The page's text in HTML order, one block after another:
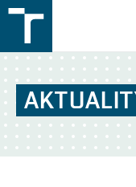
v
Brně